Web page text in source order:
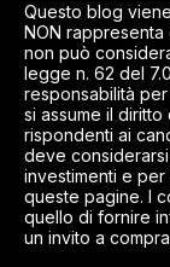
Questo blog
NON rappresenta
non può
legge n. 62 del
responsabilità
si assume il
rispondenti ai
deve
investimenti e
queste pagine. I
quello di fornire
un invito a